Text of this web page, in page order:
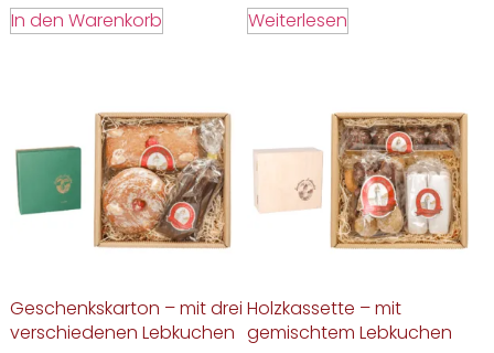
In den Warenkorb Weiterlesen
Geschenkskarton – mit drei
verschiedenen Lebkuchen
Holzkassette – mit
gemischtem Lebkuchen